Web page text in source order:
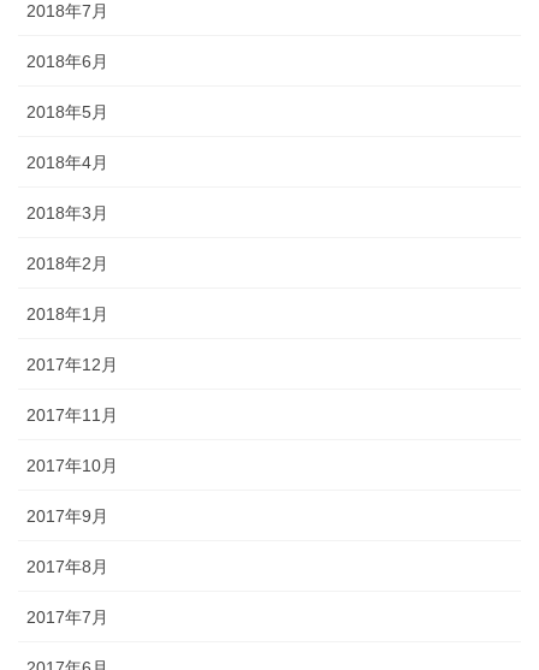
2018年7月
2018年6月
2018年5月
2018年4月
2018年3月
2018年2月
2018年1月
2017年12月
2017年11月
2017年10月
2017年9月
2017年8月
2017年7月